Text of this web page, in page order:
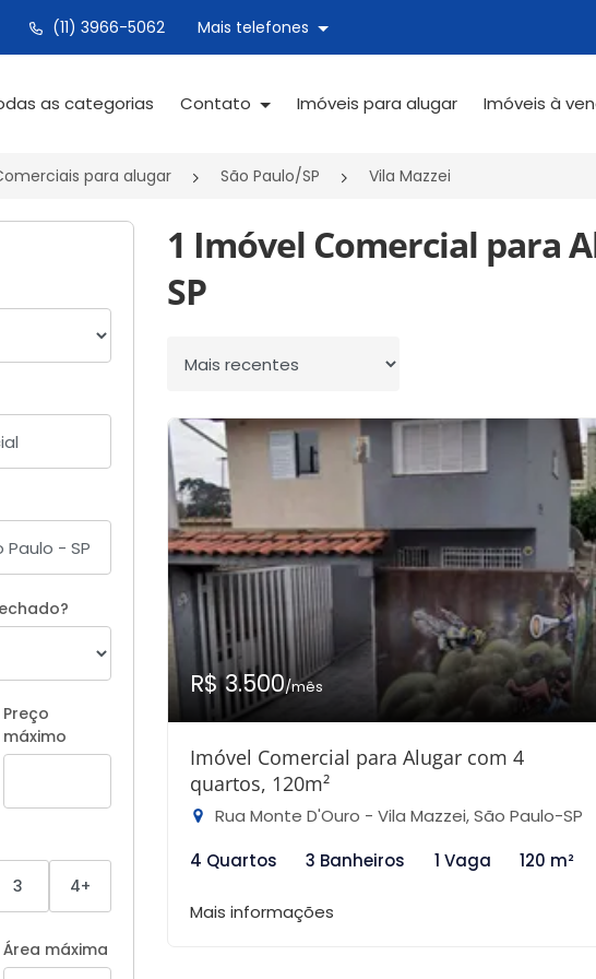
(11) 3966-5062 Mais telefones
as categorias Contato Imóveis para alugar Imóveis à
para alugar São Paulo/SP Vila Mazzei
Preço
máximo
3 4+
Área máxima
1 Imóvel Comercial para
SP
Ordenar por
R$ 3.500/mês
Imóvel Comercial para Alugar com 4
quartos, 120m²
Rua Monte D'Ouro - Vila Mazzei, São Paulo-SP
4 Quartos
3 Banheiros 1 Vaga 120 m²
Mais informações